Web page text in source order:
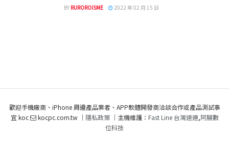
BY RUROROISME 2022 年 02 月 15 日
歡迎手機廠商、iPhone 周邊產品業者、APP軟體開發商洽談合作或產品測試事
宜 koc
kocpc.com.tw ｜ 隱私政策｜主機維護： Fast Line 台灣速連,阿腸數
位科技